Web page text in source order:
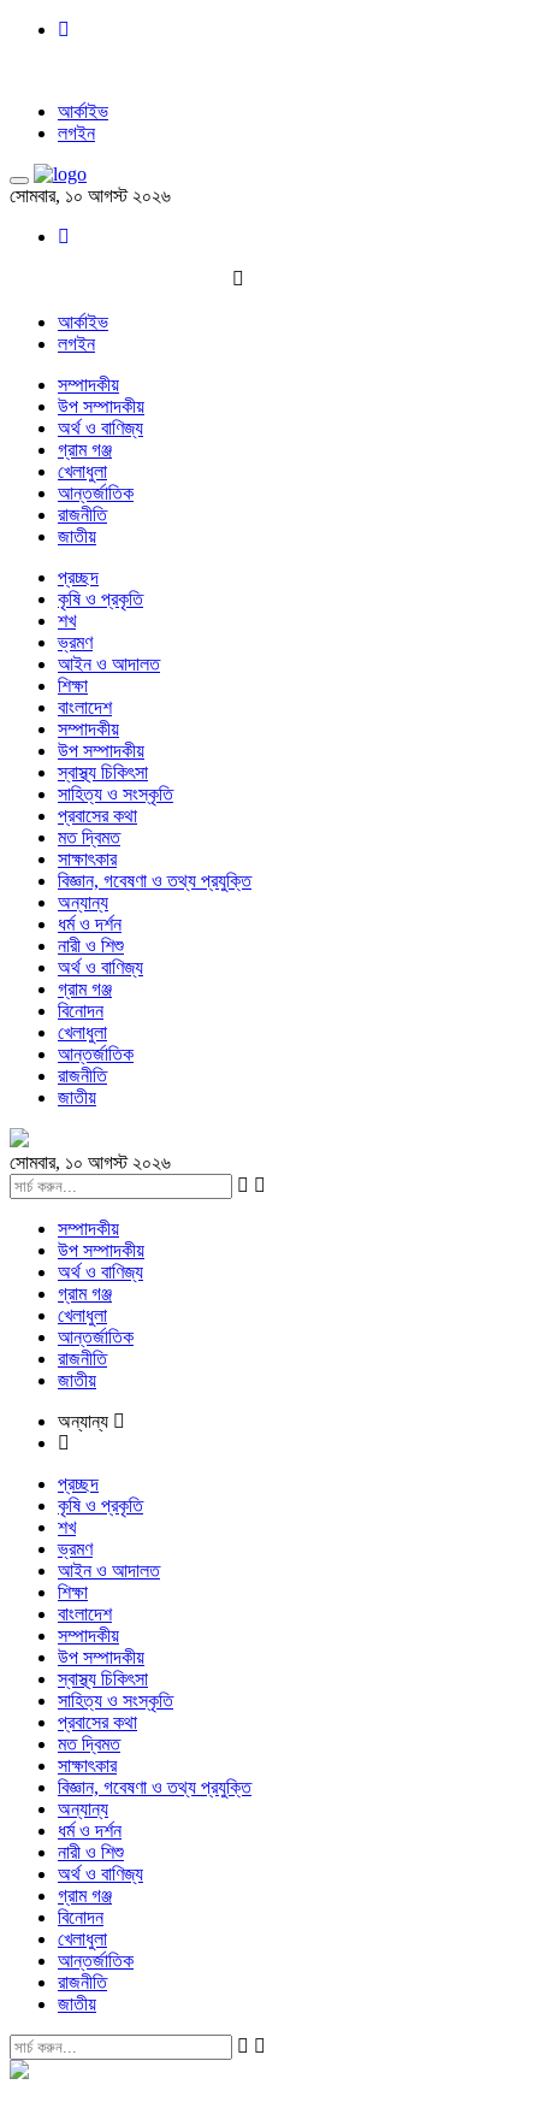
আর্কাইভ
লগইন
সোমবার, ১০ আগস্ট ২০২৬
আর্কাইভ
লগইন
সম্পাদকীয়
উপ সম্পাদকীয়
অর্থ ও বাণিজ্য
গ্রাম গঞ্জ
খেলাধুলা
আন্তর্জাতিক
রাজনীতি
জাতীয়
প্রচ্ছদ
কৃষি ও প্রকৃতি
শখ
ভ্রমণ
আইন ও আদালত
শিক্ষা
বাংলাদেশ
সম্পাদকীয়
উপ সম্পাদকীয়
স্বাস্থ্য চিকিৎসা
সাহিত্য ও সংস্কৃতি
প্রবাসের কথা
মত দ্বিমত
সাক্ষাৎকার
বিজ্ঞান, গবেষণা ও তথ্য প্রযুক্তি
অন্যান্য
ধর্ম ও দর্শন
নারী ও শিশু
অর্থ ও বাণিজ্য
গ্রাম গঞ্জ
বিনোদন
খেলাধুলা
আন্তর্জাতিক
রাজনীতি
জাতীয়
সোমবার, ১০ আগস্ট ২০২৬
সম্পাদকীয়
উপ সম্পাদকীয়
অর্থ ও বাণিজ্য
গ্রাম গঞ্জ
খেলাধুলা
আন্তর্জাতিক
রাজনীতি
জাতীয়
অন্যান্য
প্রচ্ছদ
কৃষি ও প্রকৃতি
শখ
ভ্রমণ
আইন ও আদালত
শিক্ষা
বাংলাদেশ
সম্পাদকীয়
উপ সম্পাদকীয়
স্বাস্থ্য চিকিৎসা
সাহিত্য ও সংস্কৃতি
প্রবাসের কথা
মত দ্বিমত
সাক্ষাৎকার
বিজ্ঞান, গবেষণা ও তথ্য প্রযুক্তি
অন্যান্য
ধর্ম ও দর্শন
নারী ও শিশু
অর্থ ও বাণিজ্য
গ্রাম গঞ্জ
বিনোদন
খেলাধুলা
আন্তর্জাতিক
রাজনীতি
জাতীয়